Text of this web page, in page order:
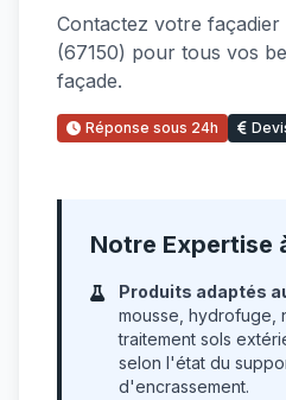
Contactez votre
(67150) pour tous vos
façade.
Réponse sous 24h
Notre Expertise
Produits adaptés
mousse, hydrofuge,
traitement sols
selon l'état du
d'encrassement.